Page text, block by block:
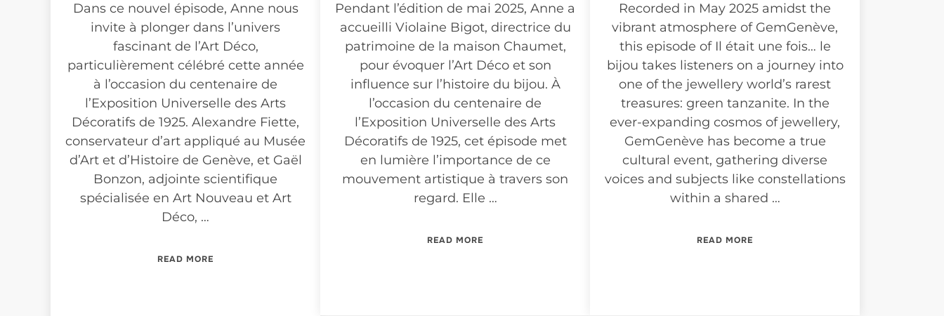
Dans ce nouvel épisode, Anne nous
invite à plonger dans l’univers
fascinant de l’Art Déco,
particulièrement célébré cette année
à l’occasion du centenaire de
l’Exposition Universelle des Arts
Décoratifs de 1925. Alexandre Fiette,
conservateur d’art appliqué au Musée
d’Art et d’Histoire de Genève, et Gaël
Bonzon, adjointe scientifique
spécialisée en Art Nouveau et Art
Déco, …
READ MORE
Pendant l’édition de mai 2025, Anne a
accueilli Violaine Bigot, directrice du
patrimoine de la maison Chaumet,
pour évoquer l’Art Déco et son
influence sur l’histoire du bijou. À
l’occasion du centenaire de
l’Exposition Universelle des Arts
Décoratifs de 1925, cet épisode met
en lumière l’importance de ce
mouvement artistique à travers son
regard. Elle …
READ MORE
Recorded in May 2025 amidst the
vibrant atmosphere of GemGenève,
this episode of Il était une fois… le
bijou takes listeners on a journey into
one of the jewellery world’s rarest
treasures: green tanzanite. In the
ever-expanding cosmos of jewellery,
GemGenève has become a true
cultural event, gathering diverse
voices and subjects like constellations
within a shared …
READ MORE